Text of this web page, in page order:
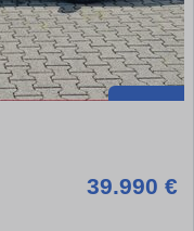
39.990 €